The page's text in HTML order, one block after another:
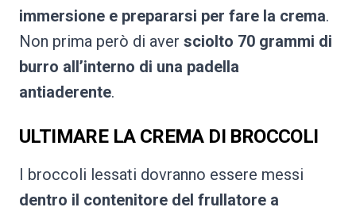
immersione e prepararsi per fare la crema.
Non prima però di aver sciolto 70 grammi di
burro all’interno di una padella
antiaderente.
ULTIMARE LA CREMA DI BROCCOLI
I broccoli lessati dovranno essere messi
dentro il contenitore del frullatore a